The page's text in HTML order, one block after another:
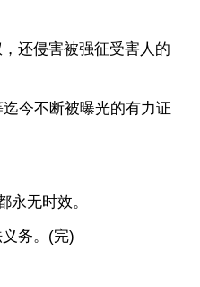
还侵害被强征受害人的
今不断被曝光的有力证
无时效。
务。(完)